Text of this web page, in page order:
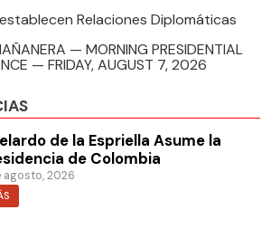
Relaciones Diplomáticas
— MORNING PRESIDENTIAL
— FRIDAY, AUGUST 7, 2026
de la Espriella Asume la
de Colombia
agosto, 2026